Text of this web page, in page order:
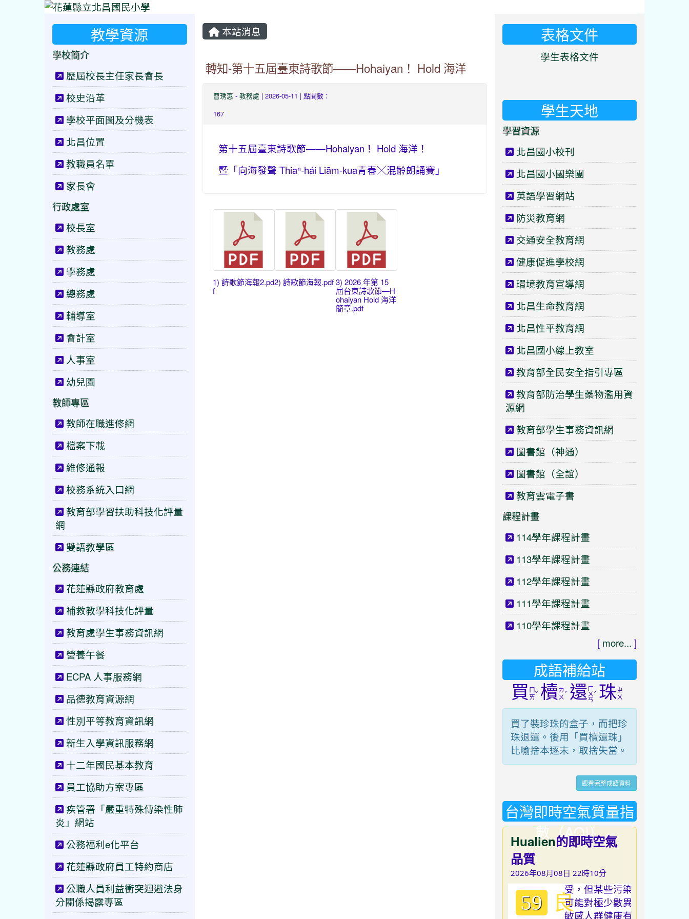
本站消息
轉知-第十五屆臺東詩歌節——Hohaiyan！ Hold 海洋
曹琇惠 - 教務處 | 2026-05-11 | 點閱數：
167
第十五屆臺東詩歌節——Hohaiyan！ Hold 海洋！
暨「向海發聲 Thiaⁿ-hái Liām-kua青春╳混齡朗誦賽」
1) 詩歌節海報2.pd
f
2) 詩歌節海報.pdf 3) 2026 年第 15
屆台東詩歌節—H
ohaiyan Hold 海洋
簡章.pdf
教學資源
學校簡介
歷屆校長主任家長會長
校史沿革
學校平面圖及分機表
北昌位置
教職員名單
家長會
行政處室
校長室
教務處
學務處
總務處
輔導室
會計室
人事室
幼兒園
教師專區
教師在職進修網
檔案下載
維修通報
校務系統入口網
教育部學習扶助科技化評量
網
雙語教學區
公務連結
花蓮縣政府教育處
補救教學科技化評量
教育處學生事務資訊網
營養午餐
ECPA 人事服務網
品德教育資源網
性別平等教育資訊網
新生入學資訊服務網
十二年國民基本教育
員工協助方案專區
疾管署「嚴重特殊傳染性肺
炎」網站
公務福利e化平台
花蓮縣政府員工特約商店
公職人員利益衝突迴避法身
分關係揭露專區
表格文件
學生表格文件
學生天地
學習資源
北昌國小校刊
北昌國小國樂團
英語學習網站
防災教育網
交通安全教育網
健康促進學校網
環境教育宣導網
北昌生命教育網
北昌性平教育網
北昌國小線上教室
教育部全民安全指引專區
教育部防治學生藥物濫用資
源網
教育部學生事務資訊網
圖書館（神通）
圖書館（全誼）
教育雲電子書
課程計畫
114學年課程計畫
113學年課程計畫
112學年課程計畫
111學年課程計畫
110學年課程計畫
[ more... ]
成語補給站
買 ㄞˇ 櫝 ㄉ
ㄨˊ 還ㄏ
ㄨ
ㄢ
ˊ 珠ㄓ
ㄨ
買了裝珍珠的盒子，而把珍
珠退還。後用「買櫝還珠」
比喻捨本逐末，取捨失當。
觀看完整成語資料
台灣即時空氣質量指
數（AQI）
Hualien的即時空氣
品質
2026年08月08日 22時10分
59 良